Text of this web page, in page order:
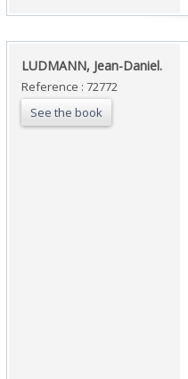
‎LUDMANN, Jean-Daniel.‎
Reference : 72772
See the book